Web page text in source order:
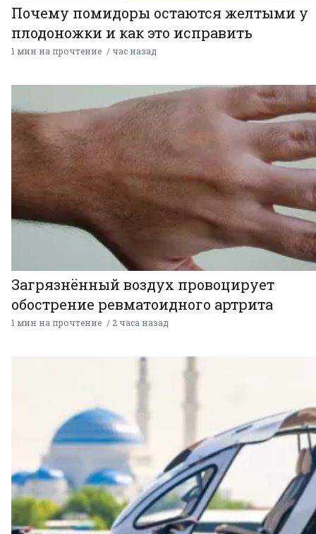
Почему помидоры остаются желтыми у
плодоножки и как это исправить
1 мин на прочтение час назад
Загрязнённый воздух провоцирует
обострение ревматоидного артрита
1 мин на прочтение 2 часа назад